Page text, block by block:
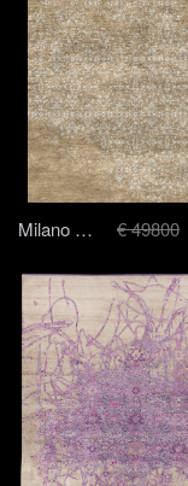
Milano Raved - 350x500 cm € 49800